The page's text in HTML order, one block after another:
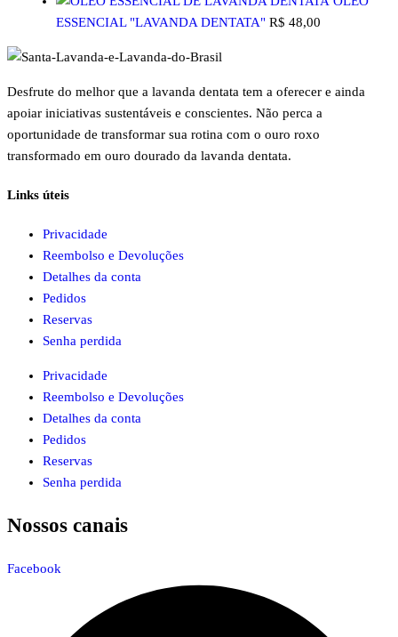
ESSENCIAL "LAVANDA DENTATA" R$ 48,00
Desfrute do melhor que a lavanda dentata tem a oferecer e ainda
apoiar iniciativas sustentáveis e conscientes. Não perca a
oportunidade de transformar sua rotina com o ouro roxo
transformado em ouro dourado da lavanda dentata.
Links úteis
Privacidade
Reembolso e Devoluções
Detalhes da conta
Pedidos
Reservas
Senha perdida
Privacidade
Reembolso e Devoluções
Detalhes da conta
Pedidos
Reservas
Senha perdida
Nossos canais
Facebook